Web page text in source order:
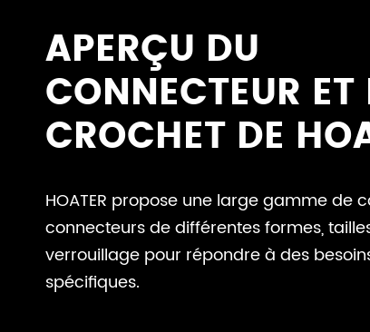
APERÇU DU
CONNECTEUR ET
CROCHET DE
HOATER propose une large gamme de
connecteurs de différentes formes,
verrouillage pour répondre à des
spécifiques.